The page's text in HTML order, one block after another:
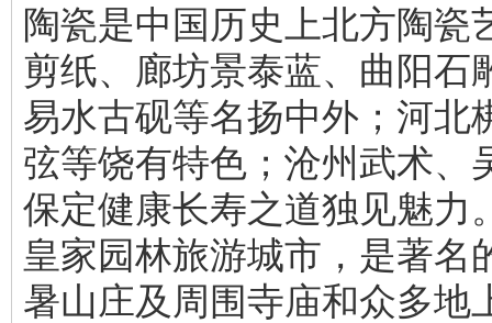
陶瓷是中国历史上北方陶瓷
剪纸、廊坊景泰蓝、曲阳石
易水古砚等名扬中外；河北
弦等饶有特色；沧州武术、
保定健康长寿之道独见魅力
皇家园林旅游城市，是著名
暑山庄及周围寺庙和众多地